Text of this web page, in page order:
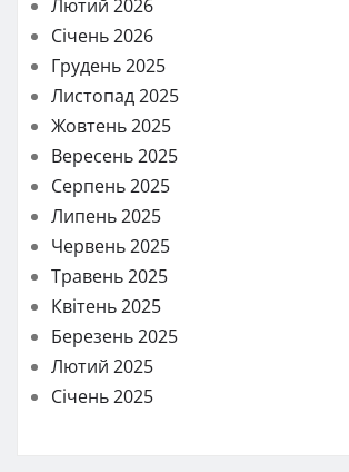
Лютий 2026
Січень 2026
Грудень 2025
Листопад 2025
Жовтень 2025
Вересень 2025
Серпень 2025
Липень 2025
Червень 2025
Травень 2025
Квітень 2025
Березень 2025
Лютий 2025
Січень 2025